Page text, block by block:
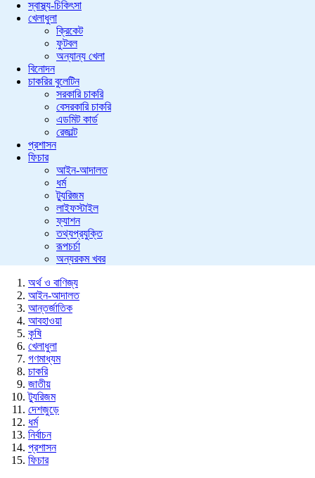
স্বাস্থ্য-চিকিৎসা
খেলাধুলা
ক্রিকেট
ফুটবল
অন্যান্য খেলা
বিনোদন
চাকরির বুলেটিন
সরকারি চাকরি
বেসরকারি চাকরি
এডমিট কার্ড
রেজাল্ট
প্রশাসন
ফিচার
আইন-আদালত
ধর্ম
ট্যুরিজম
লাইফস্টাইল
ফ্যাশন
তথ্যপ্রযুক্তি
রূপচর্চা
অন্যরকম খবর
অর্থ ও বাণিজ্য
আইন-আদালত
আন্তর্জাতিক
আবহাওয়া
কৃষি
খেলাধুলা
গণমাধ্যম
চাকরি
জাতীয়
ট্যুরিজম
দেশজুড়ে
ধর্ম
নির্বাচন
প্রশাসন
ফিচার